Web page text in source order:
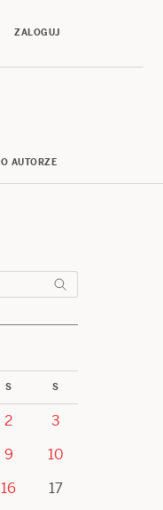
ZALOGUJ
O AUTORZE
S S
2
3
9
10
16
17